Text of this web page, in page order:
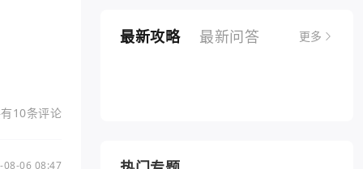
10条评论
08-06 08:47
最新攻略 最新问答 更多
侠客风云传手游战法（侠客风云传手游战法攻略）